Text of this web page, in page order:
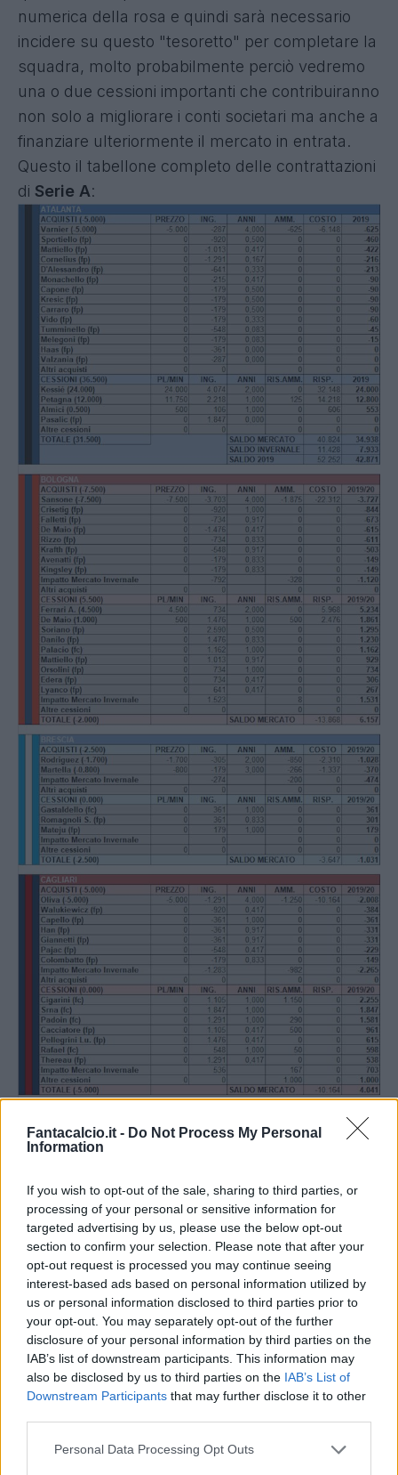
Fantacalcio.it - Do Not Process My Personal
Information
If you wish to opt-out of the sale, sharing to third parties, or
processing of your personal or sensitive information for
targeted advertising by us, please use the below opt-out
section to confirm your selection. Please note that after your
opt-out request is processed you may continue seeing
interest-based ads based on personal information utilized by
us or personal information disclosed to third parties prior to
your opt-out. You may separately opt-out of the further
disclosure of your personal information by third parties on the
IAB’s list of downstream participants. This information may
also be disclosed by us to third parties on the IAB’s List of
Downstream Participants that may further disclose it to other
Personal Data Processing Opt Outs
numerica della rosa e quindi sarà necessario
incidere su questo "tesoretto" per completare la
squadra, molto probabilmente perciò vedremo
una o due cessioni importanti che contribuiranno
non solo a migliorare i conti societari ma anche a
finanziare ulteriormente il mercato in entrata.
Questo il tabellone completo delle contrattazioni
di Serie A: